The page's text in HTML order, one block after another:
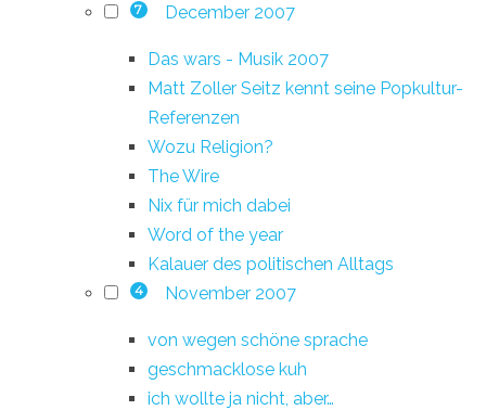
7 December 2007
Das wars - Musik 2007
Matt Zoller Seitz kennt seine Popkultur-
Referenzen
Wozu Religion?
The Wire
Nix für mich dabei
Word of the year
Kalauer des politischen Alltags
4 November 2007
von wegen schöne sprache
geschmacklose kuh
ich wollte ja nicht, aber…